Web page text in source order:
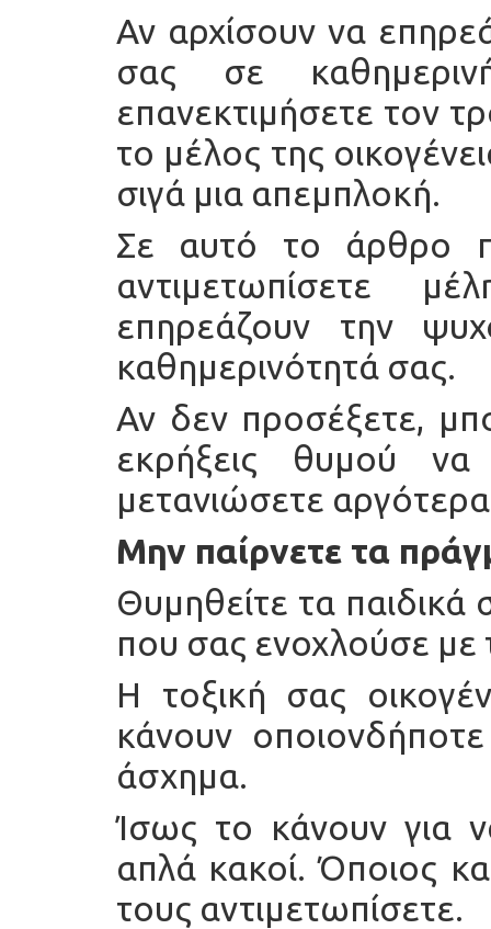
Αν αρχίσουν να
σας σε
επανεκτιμήσετε τον
το μέλος της
σιγά μια απεμπλοκή.
Σε αυτό το άρθρο
αντιμετωπίσετε
επηρεάζουν την
καθημερινότητά σας.
Αν δεν προσέξετε,
εκρήξεις θυμού
μετανιώσετε
Μην παίρνετε τα
Θυμηθείτε τα παιδικά
που σας ενοχλούσε με
Η τοξική σας
κάνουν
άσχημα.
Ίσως το κάνουν για
απλά κακοί. Όποιος
τους αντιμετωπίσετε.